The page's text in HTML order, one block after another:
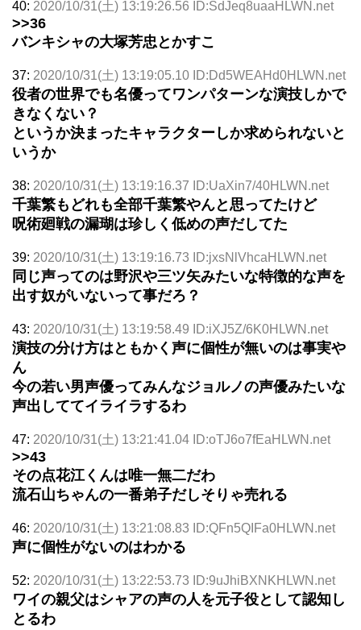
40: 2020/10/31(土) 13:19:26.56 ID:SdJeq8uaaHLWN.net
>>36
バンキシャの大塚芳忠とかすこ
37: 2020/10/31(土) 13:19:05.10 ID:Dd5WEAHd0HLWN.net
役者の世界でも名優ってワンパターンな演技しかで
きなくない？
というか決まったキャラクターしか求められないと
いうか
38: 2020/10/31(土) 13:19:16.37 ID:UaXin7/40HLWN.net
千葉繁もどれも全部千葉繁やんと思ってたけど
呪術廻戦の漏瑚は珍しく低めの声だしてた
39: 2020/10/31(土) 13:19:16.73 ID:jxsNlVhcaHLWN.net
同じ声ってのは野沢や三ツ矢みたいな特徴的な声を
出す奴がいないって事だろ？
43: 2020/10/31(土) 13:19:58.49 ID:iXJ5Z/6K0HLWN.net
演技の分け方はともかく声に個性が無いのは事実や
ん
今の若い男声優ってみんなジョルノの声優みたいな
声出しててイライラするわ
47: 2020/10/31(土) 13:21:41.04 ID:oTJ6o7fEaHLWN.net
>>43
その点花江くんは唯一無二だわ
流石山ちゃんの一番弟子だしそりゃ売れる
46: 2020/10/31(土) 13:21:08.83 ID:QFn5QIFa0HLWN.net
声に個性がないのはわかる
52: 2020/10/31(土) 13:22:53.73 ID:9uJhiBXNKHLWN.net
ワイの親父はシャアの声の人を元子役として認知し
とるわ